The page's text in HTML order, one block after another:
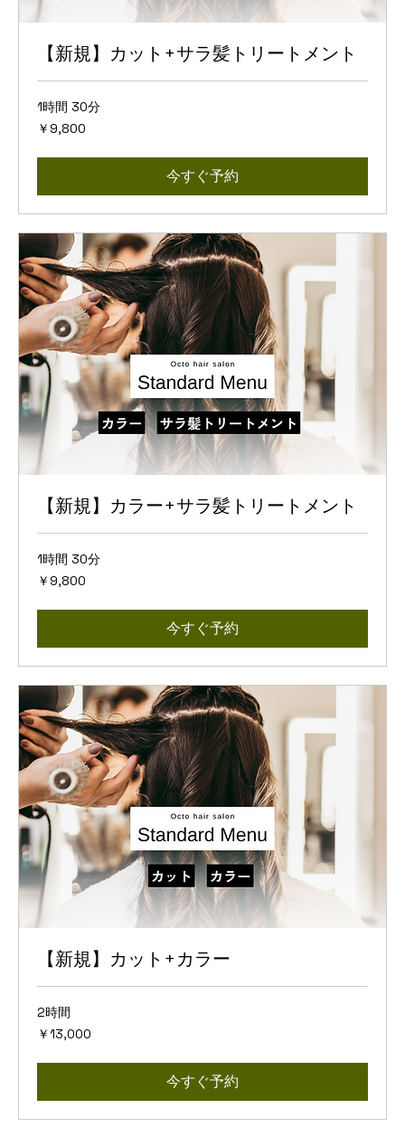
【新規】カット+サラ髪トリートメント
1時間 30分
9,800
円
￥9,800
今すぐ予約
【新規】カラー+サラ髪トリートメント
1時間 30分
9,800
円
￥9,800
今すぐ予約
【新規】カット+カラー
2時間
13,000
円
￥13,000
今すぐ予約